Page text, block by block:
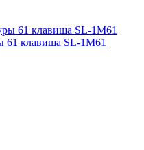
61 клавиша SL-1M61